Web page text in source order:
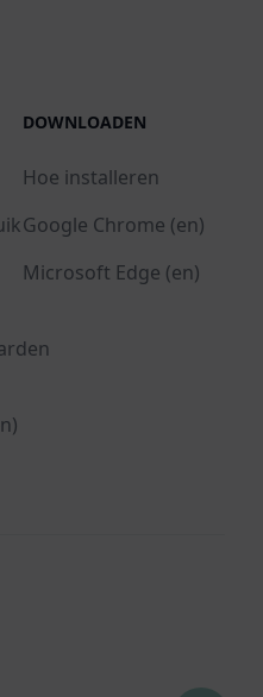
DOWNLOADEN
Hoe installeren
Google Chrome (en)
Microsoft Edge (en)